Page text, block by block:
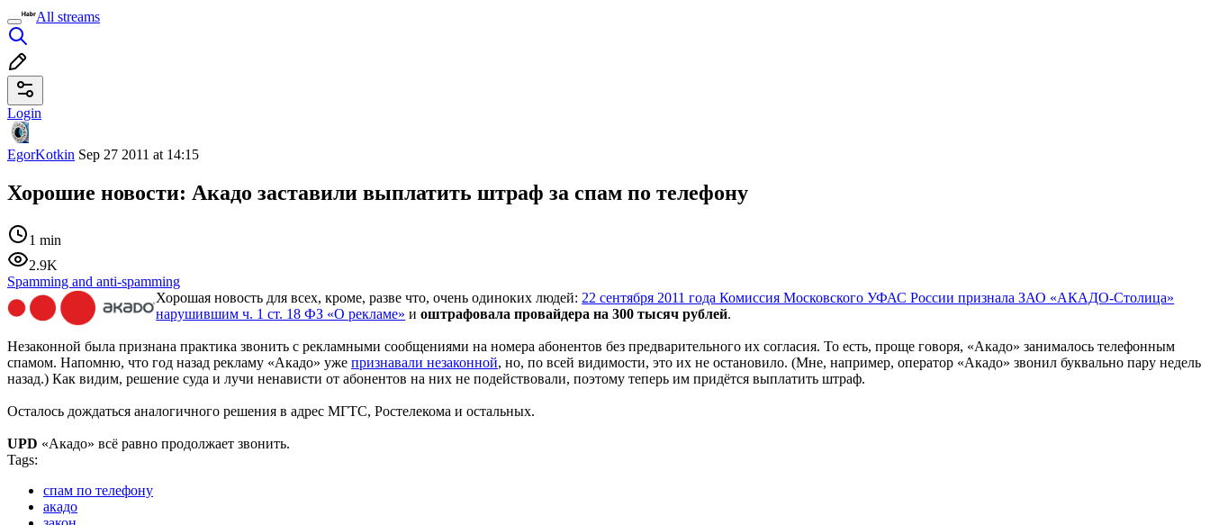
All streams
Login
EgorKotkin Sep 27 2011 at 14:15
Хорошие новости: Акадо заставили выплатить штраф за спам по телефону
1 min
2.9K
Spamming and anti-spamming
Хорошая новость для всех, кроме, разве что, очень одиноких людей: 22 сентября 2011 года Комиссия Московского УФАС России признала ЗАО «АКАДО-Столица»
нарушившим ч. 1 ст. 18 ФЗ «О рекламе» иоштрафовала провайдера на 300 тысяч рублей.
Незаконной была признана практика звонить с рекламными сообщениями на номера абонентов без предварительного их согласия. То есть, проще говоря, «Акадо» занималось телефонным
спамом. Напомню, что год назад рекламу «Акадо» уже признавали незаконной, но, по всей видимости, это их не остановило. (Мне, например, оператор «Акадо» звонил буквально пару недель
назад.) Как видим, решение суда и лучи ненависти от абонентов на них не подействовали, поэтому теперь им придётся выплатить штраф.
Осталось дождаться аналогичного решения в адрес МГТС, Ростелекома и остальных.
UPD «Акадо» всё равно продолжает звонить.
Tags:
спам по телефону
акадо